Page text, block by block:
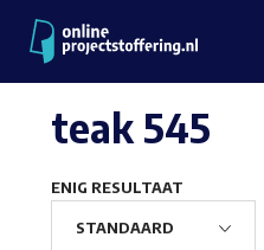
teak 545
ENIG RESULTAAT